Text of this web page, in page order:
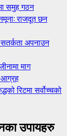
समुह गठन
राजदूत छन
सतर्कता अपनाउन
माग
आग्रह
रिटमा सर्वोच्चको
उपायहरु